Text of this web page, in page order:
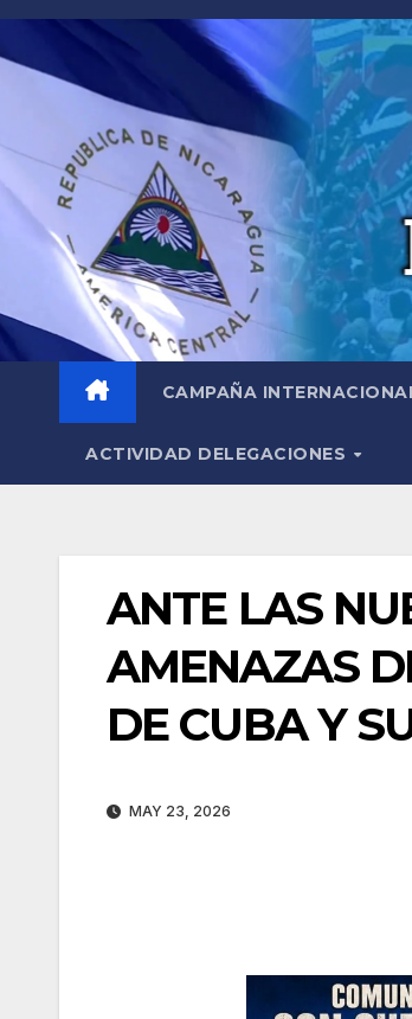
Saltar
al
contenido
CAMPAÑA
ACTIVIDAD DELEGACIONES
ANTE LAS
AMENAZAS
DE CUBA Y
MAY 23, 2026